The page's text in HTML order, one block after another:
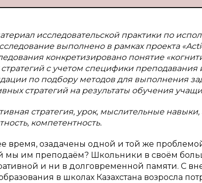
исследовательской практики по
выполнено в рамках проекта
конкретизировано понятие
стратегий с учетом специфики
по подбору методов для выполнения
стратегий на результаты обучения
стратегия, урок, мыслительные
компетентность.
время, озадачены одной и той же
мы им преподаём? Школьники в своём
и ни в долговременной памяти. С
в школах Казахстана возросла